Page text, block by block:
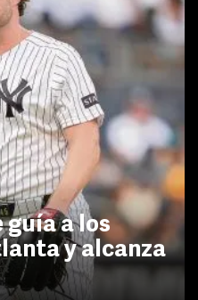
guía a los
y alcanza